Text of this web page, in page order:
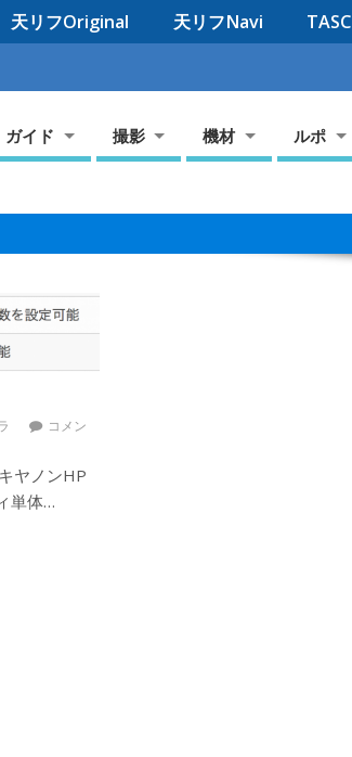
天リフOriginal 天リフNavi TASC
ガイド 撮影 機材 ルポ
コメン
ヤノンHP
単体…